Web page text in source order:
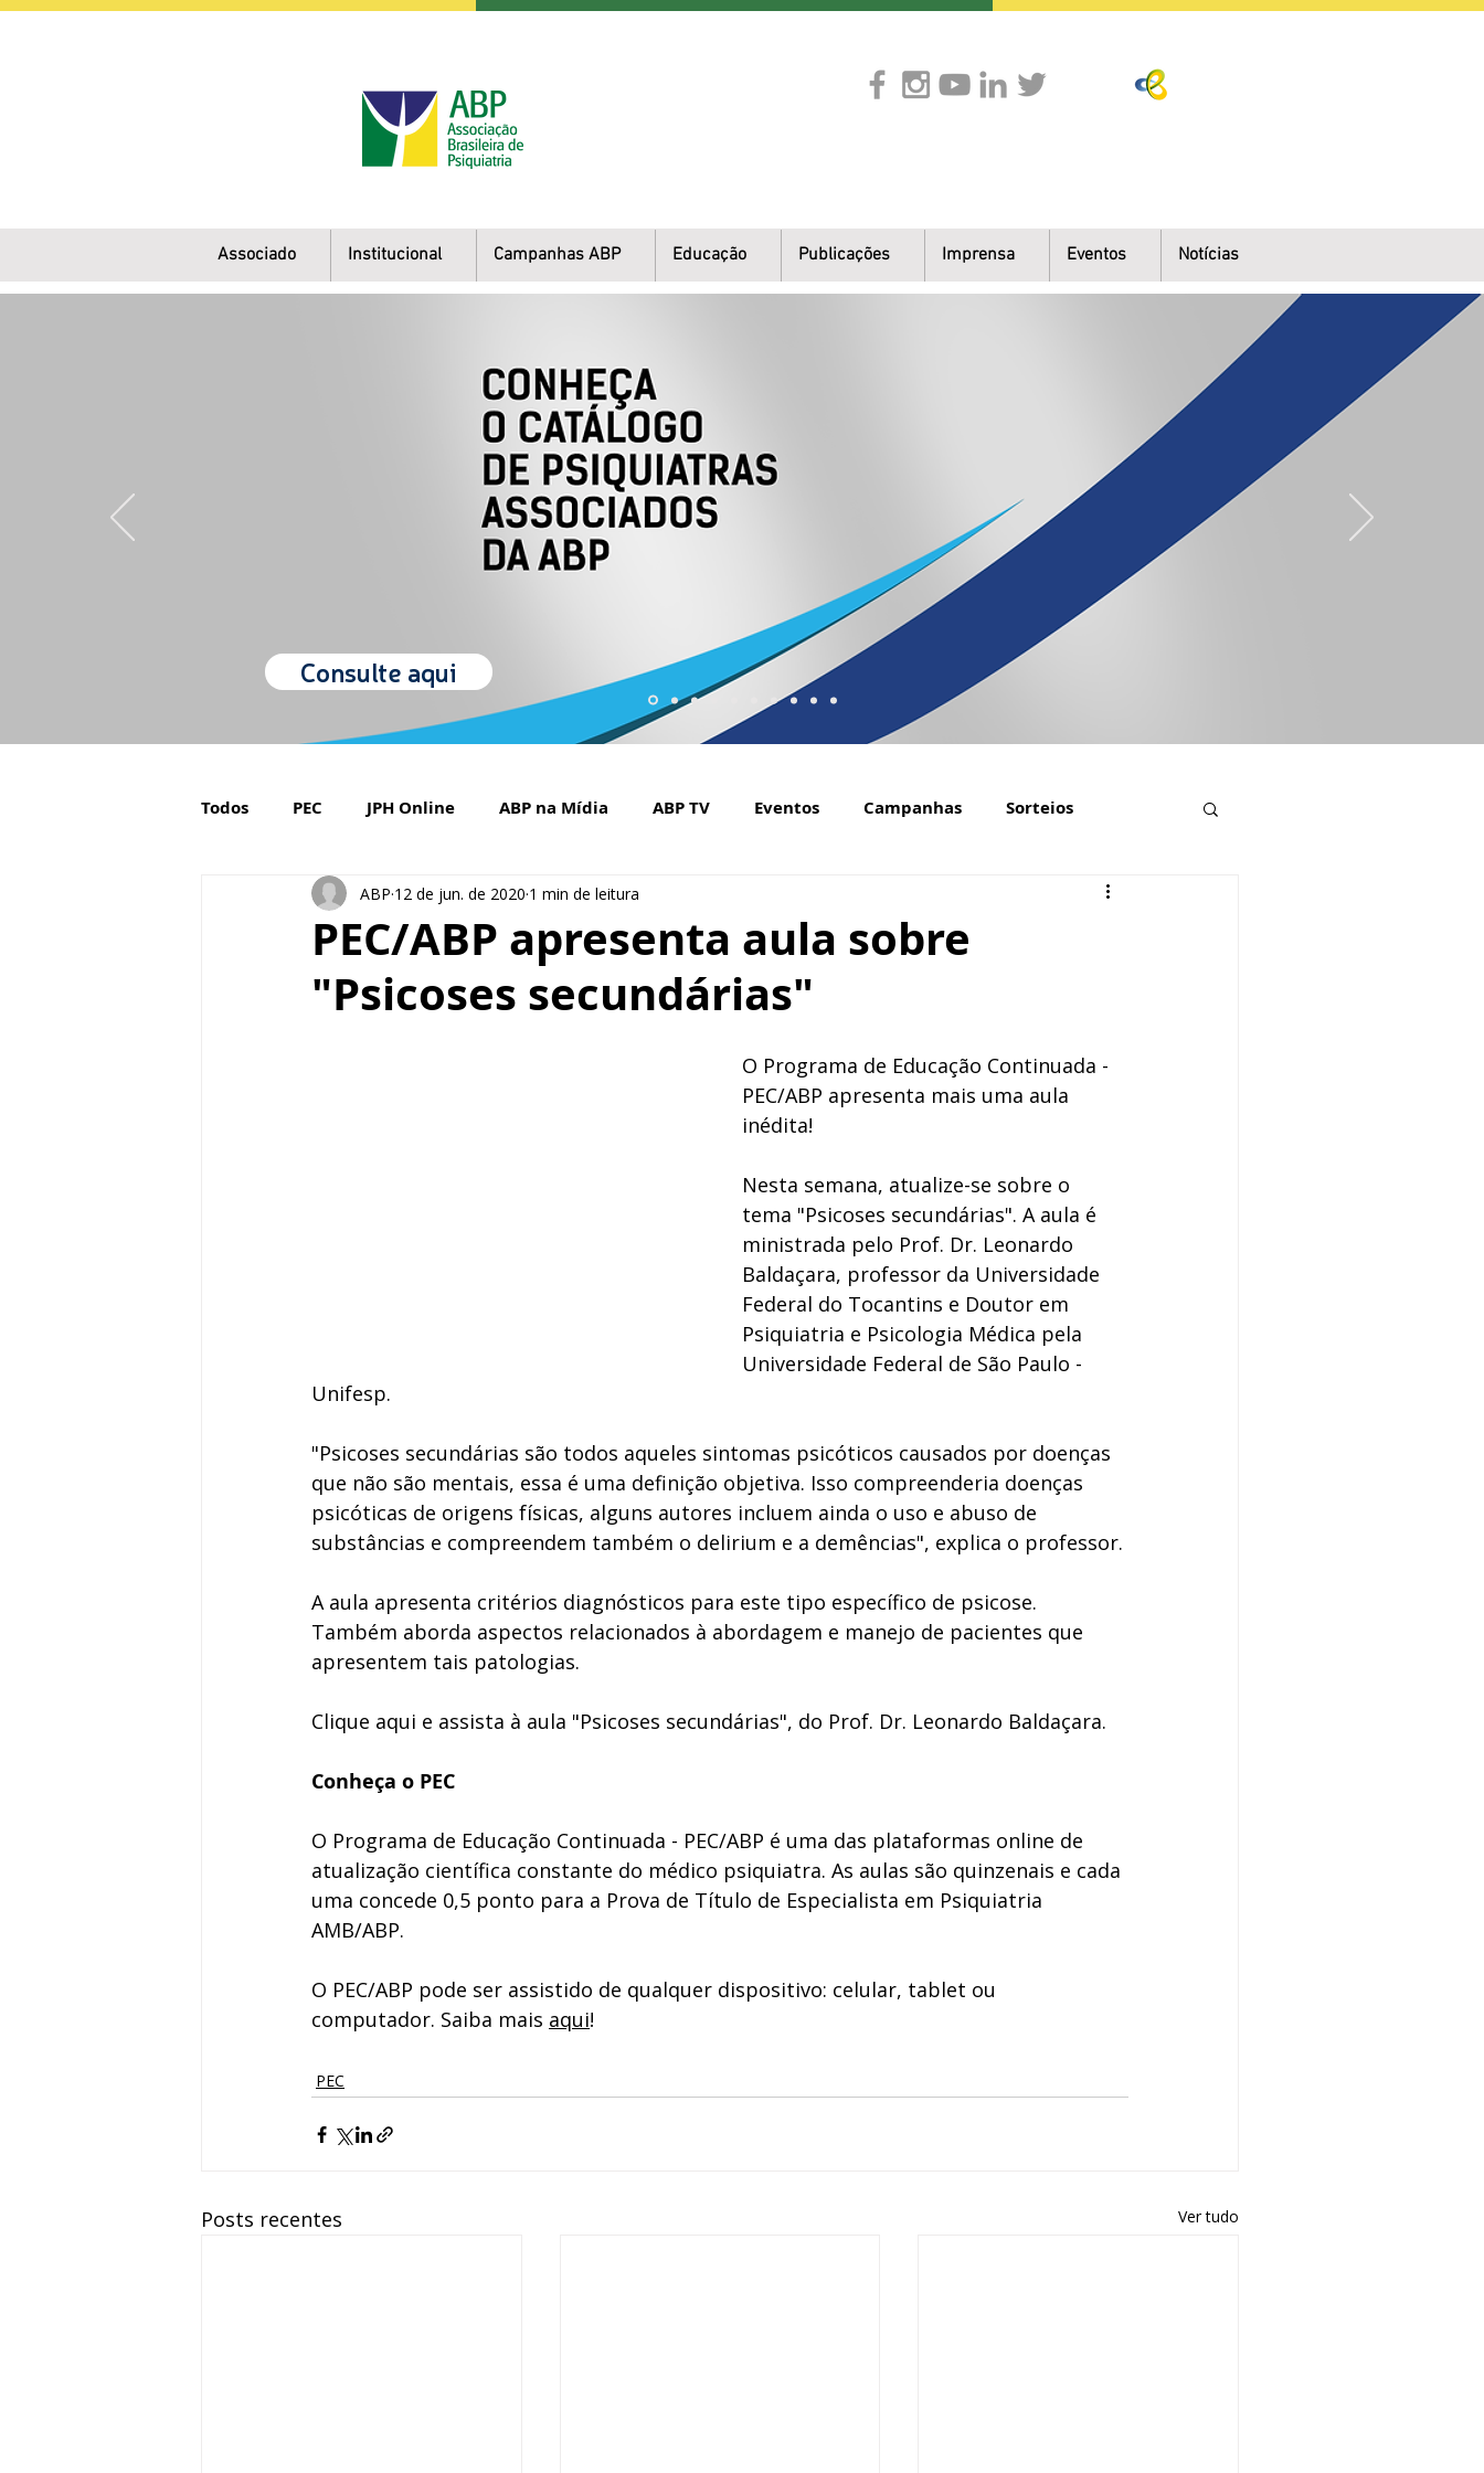
Associado Institucional Campanhas ABP Educação Publicações Imprensa Eventos Notícias
Consulte aqui
Todos PEC JPH Online ABP na Mídia ABP TV Eventos Campanhas Sorteios
Orgulho de ser Psiquiatra Setembro Amarelo na mídia
PEC/ABP apresenta aula sobre
"Psicoses secundárias"
ABP 12 de jun. de 2020 1 min de leitura
O Programa de Educação Continuada -
PEC/ABP apresenta mais uma aula
inédita!
Nesta semana, atualize-se sobre o
tema "Psicoses secundárias". A aula é
ministrada pelo Prof. Dr. Leonardo
Baldaçara, professor da Universidade
Federal do Tocantins e Doutor em
Psiquiatria e Psicologia Médica pela
Universidade Federal de São Paulo -
Unifesp.
"Psicoses secundárias são todos aqueles sintomas psicóticos causados por doenças
que não são mentais, essa é uma definição objetiva. Isso compreenderia doenças
psicóticas de origens físicas, alguns autores incluem ainda o uso e abuso de
substâncias e compreendem também o delirium e a demências", explica o professor.
A aula apresenta critérios diagnósticos para este tipo específico de psicose.
Também aborda aspectos relacionados à abordagem e manejo de pacientes que
apresentem tais patologias.
Clique aqui e assista à aula "Psicoses secundárias", do Prof. Dr. Leonardo Baldaçara.
Conheça o PEC
O Programa de Educação Continuada - PEC/ABP é uma das plataformas online de
atualização científica constante do médico psiquiatra. As aulas são quinzenais e cada
uma concede 0,5 ponto para a Prova de Título de Especialista em Psiquiatria
AMB/ABP.
O PEC/ABP pode ser assistido de qualquer dispositivo: celular, tablet ou
computador. Saiba mais aqui!
PEC
Posts recentes Ver tudo